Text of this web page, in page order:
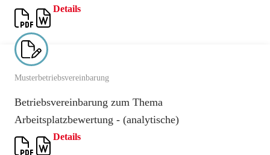
Details
Musterbetriebsvereinbarung
Betriebsvereinbarung zum Thema
Arbeitsplatzbewertung - (analytische)
Details